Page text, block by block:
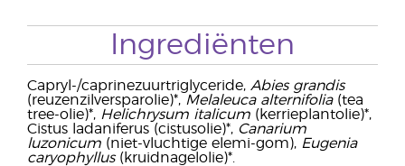
Ingrediënten
Capryl-/caprinezuurtriglyceride, Abies grandis
(reuzenzilversparolie)*, Melaleuca alternifolia(tea
tree-olie)*, Helichrysum italicum (kerrieplantolie)*,
Cistus ladaniferus (cistusolie)*, Canarium
luzonicum (niet-vluchtige elemi-gom), Eugenia
caryophyllus(kruidnagelolie)*.